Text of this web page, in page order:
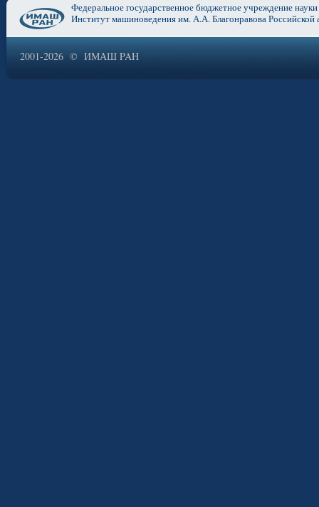
Федеральное государственное бюджетное учреждение науки
Институт машиноведения им. А.А. Благонравова Российской
2001-2026 © ИМАШ PAH